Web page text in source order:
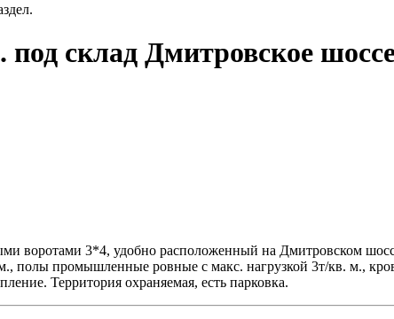
склад Дмитровское
воротами 3*4, удобно расположенный на Дмитровском
полы промышленные ровные с макс. нагрузкой 3т/кв. м.,
Территория охраняемая, есть парковка.